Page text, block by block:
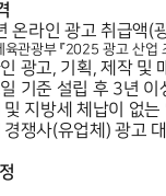
온라인 광고 취급액(
관광부 『2025광고 산업
광고, 기획, 제작 및
기준 설립 후 3년 이
및 지방세 체납이 없는
경쟁사(유업체 ) 광고